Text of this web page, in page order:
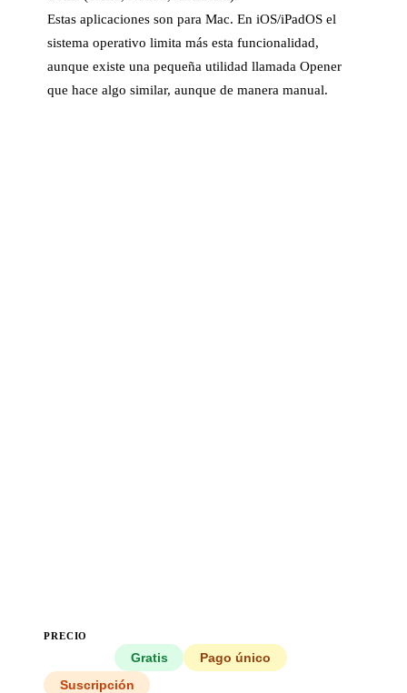
Estas aplicaciones son para Mac. En iOS/iPadOS el
sistema operativo limita más esta funcionalidad,
aunque existe una pequeña utilidad llamada Opener
que hace algo similar, aunque de manera manual.
PRECIO
Gratis
Pago único
Suscripción